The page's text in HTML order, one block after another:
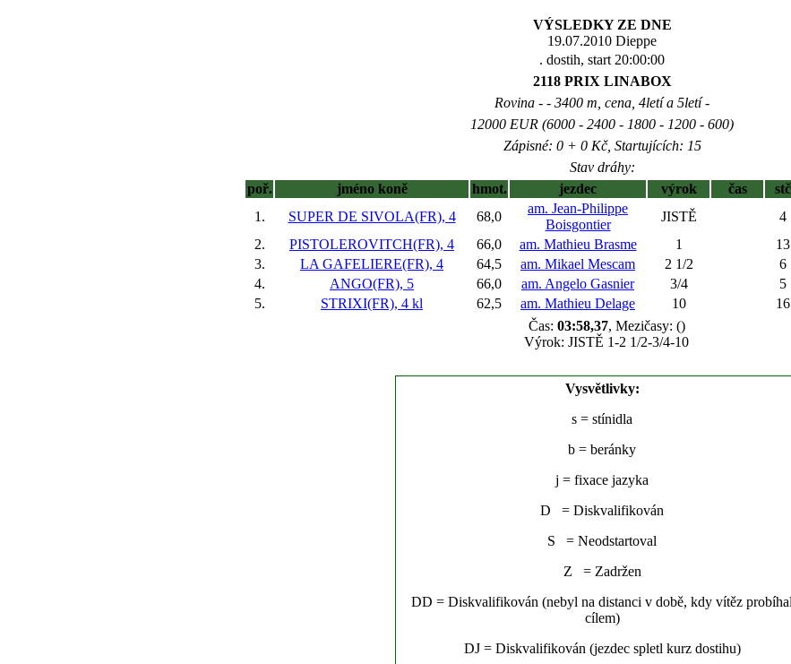
VÝSLEDKY ZE DNE
19.07.2010 Dieppe
. dostih, start 20:00:00
2118 PRIX LINABOX
Rovina - - 3400 m, cena, 4letí a 5letí -
12000 EUR (6000 - 2400 - 1800 - 1200 - 600)
Zápisné: 0 + 0 Kč, Startujících: 15
Stav dráhy:
poř.
jméno koně hmot. jezdec výrok čas stč
1.
SUPER DE SIVOLA(FR), 4 68,0
am. Jean-Philippe
Boisgontier
JISTĚ
4
2.
PISTOLEROVITCH(FR), 4 66,0 am. Mathieu Brasme 1
13
3.
LA GAFELIERE(FR), 4 64,5 am. Mikael Mescam 2 1/2
6
4.
ANGO(FR), 5 66,0 am. Angelo Gasnier 3/4
5
5.
STRIXI(FR), 4 kl 62,5 am. Mathieu Delage 10 16
Čas: 03:58,37, Mezičasy: ()
Výrok: JISTĚ 1-2 1/2-3/4-10
Vysvětlivky:
s = stínidla
b = beránky
j = fixace jazyka
D = Diskvalifikován
S = Neodstartoval
Z = Zadržen
DD = Diskvalifikován (nebyl na distanci v době, kdy vítěz probíhal
cílem)
DJ = Diskvalifikován (jezdec spletl kurz dostihu)